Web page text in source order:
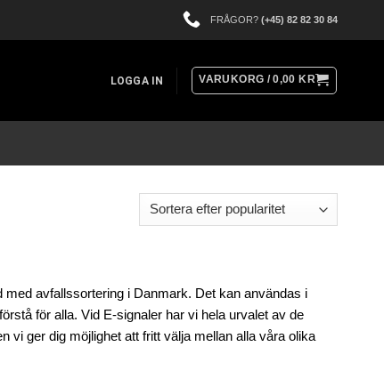
FRÅGOR? (+45) 82 82 30 84
LOGGA IN VARUKORG /0,00 KR
avfallssortering i Danmark. Det kan användas i
för alla. Vid E-signaler har vi hela urvalet av de
ger dig möjlighet att fritt välja mellan alla våra olika